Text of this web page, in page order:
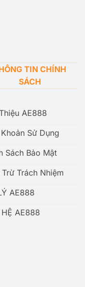
TIN CHÍNH
SÁCH
AE888
Sử Dụng
Sách Bảo Mật
Trừ Trách Nhiệm
AE888
HỆ AE888